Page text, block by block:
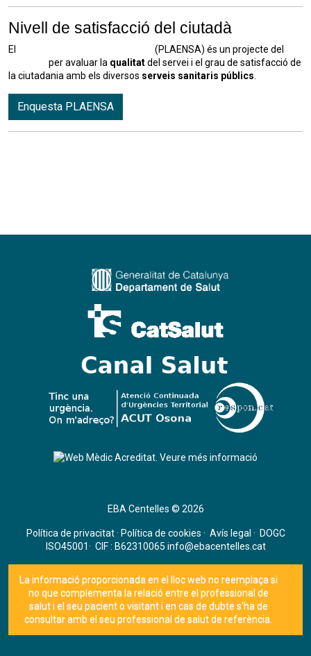
Nivell de satisfacció del ciutadà
El
(PLAENSA) és un projecte del
per avaluar la qualitatdel servei i el grau de satisfacció de
la ciutadania amb els diversos serveis sanitaris públics
Enquesta PLAENSA
EBA Centelles © 2026
Política de privacitat· Política de cookies · Avís legal · DOGC
ISO45001· CIF : B62310065 info@ebacentelles.cat
La informació proporcionada en el lloc web no reemplaça si
no que complementa la relació entre el professional de
salut i el seu pacient o visitant i en cas de dubte s'ha de
consultar amb el seu professional de salut de referència.